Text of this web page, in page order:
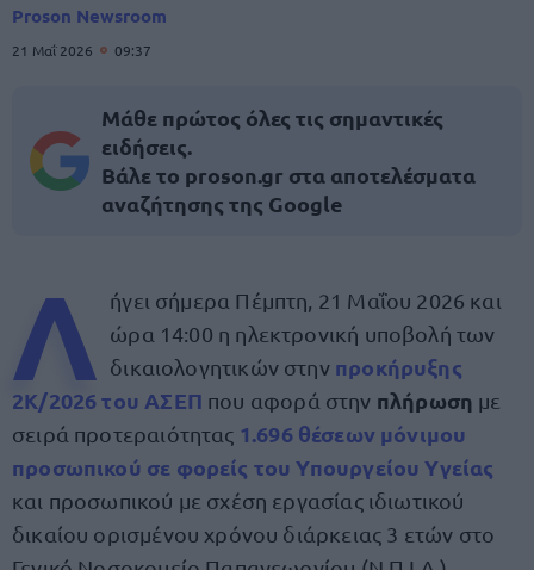
Proson Newsroom
21 Μαΐ 2026 09:37
Μάθε πρώτος όλες τις σημαντικές
ειδήσεις.
Βάλε το proson.gr στα αποτελέσματα
αναζήτησης της Google
Λ ήγει σήμερα Πέμπτη, 21 Μαΐου 2026 και
ώρα 14:00 η ηλεκτρονική υποβολή των
δικαιολογητικών στην προκήρυξης
2Κ/2026του ΑΣΕΠ που αφορά στην πλήρωση με
σειρά προτεραιότητας 1.696 θέσεων μόνιμου
προσωπικού σε φορείς του Υπουργείου Υγείας
και προσωπικού με σχέση εργασίας ιδιωτικού
δικαίου ορισμένου χρόνου διάρκειας 3 ετών στο